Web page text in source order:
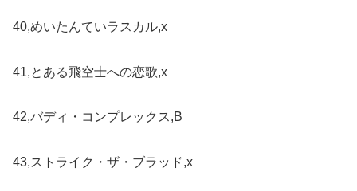
40,めいたんていラスカル,x
41,とある飛空士への恋歌,x
42,バディ・コンプレックス,B
43,ストライク・ザ・ブラッド,x